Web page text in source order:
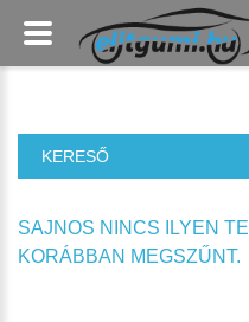
KERESŐ
SAJNOS NINCS ILYEN
KORÁBBAN MEGSZŰNT.